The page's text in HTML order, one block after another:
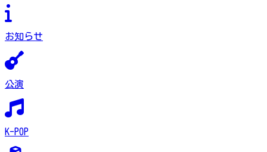
お知らせ
公演
K-POP